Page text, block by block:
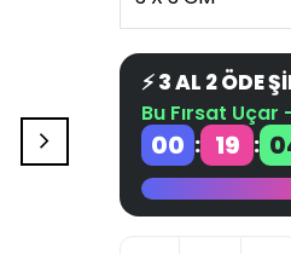
⚡ 3 AL 2 ÖDE
Bu Fırsat
00 : 19 :